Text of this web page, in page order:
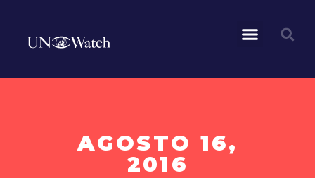
AGOSTO 16,
2016